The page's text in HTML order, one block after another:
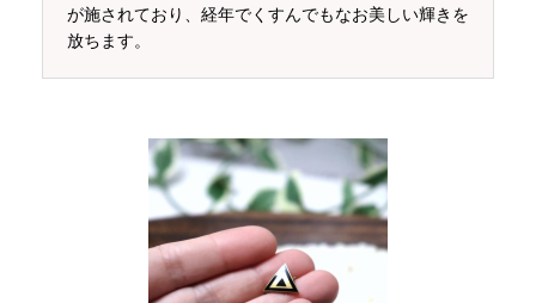
が施されており、経年でくすんでもなお美しい輝きを
放ちます。